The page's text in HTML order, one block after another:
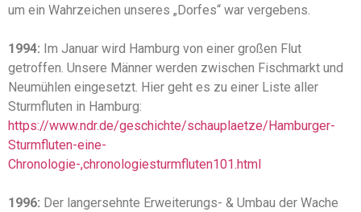
um ein Wahrzeichen unseres „Dorfes“ war vergebens.
1994: Im Januar wird Hamburg von einer großen Flut
getroffen. Unsere Männer werden zwischen Fischmarkt und
Neumühlen eingesetzt. Hier geht es zu einer Liste aller
Sturmfluten in Hamburg:
https://www.ndr.de/geschichte/schauplaetze/Hamburger-
Sturmfluten-eine-
Chronologie-,chronologiesturmfluten101.html
1996: Der langersehnte Erweiterungs- & Umbau der Wache